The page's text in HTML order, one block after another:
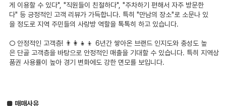
게 이용할 수 있다", "직원들이 친절하다", "주차하기 편해서 자주 방문한
다" 등 긍정적인 고객 리뷰가 가득합니다. 특히 "만남의 장소"로 소문나 있
을 정도로 지역 주민들의 사랑방 역할을 톡톡히 하고 있습니다.
○ 안정적인 고객층! 👨‍👩‍👧‍👦 6년간 쌓아온 브랜드 인지도와 충성도 높
은 단골 고객층을 바탕으로 안정적인 매출을 기대할 수 있습니다. 특히 지역상
품권 사용률이 높아 경기 변화에도 강한 면모를 보입니다.
■ 매매사유